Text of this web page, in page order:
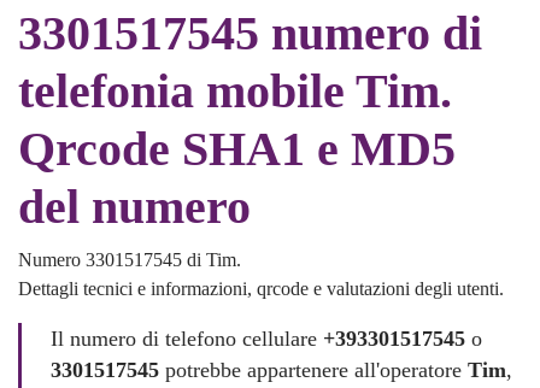
3301517545 numero di
telefonia mobile Tim.
Qrcode SHA1 e MD5
del numero
Numero 3301517545 di Tim.
Dettagli tecnici e informazioni, qrcode e valutazioni degli utenti.
Il numero di telefono cellulare +393301517545 o
3301517545 potrebbe appartenere all'operatoreTim,